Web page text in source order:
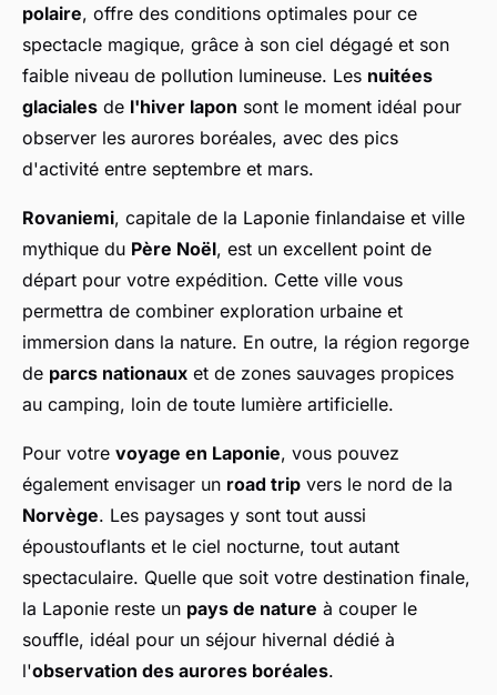
polaire, offre des conditions optimales pour ce
spectacle magique, grâce à son ciel dégagé et son
faible niveau de pollution lumineuse. Les nuitées
glaciales de l'hiver lapon sont le moment idéal pour
observer les aurores boréales, avec des pics
d'activité entre septembre et mars.
Rovaniemi, capitale de la Laponie finlandaise et ville
mythique du Père Noël, est un excellent point de
départ pour votre expédition. Cette ville vous
permettra de combiner exploration urbaine et
immersion dans la nature. En outre, la région regorge
de parcs nationaux et de zones sauvages propices
au camping, loin de toute lumière artificielle.
Pour votre voyage en Laponie, vous pouvez
également envisager un road trip vers le nord de la
Norvège. Les paysages y sont tout aussi
époustouflants et le ciel nocturne, tout autant
spectaculaire. Quelle que soit votre destination finale,
la Laponie reste un pays de nature à couper le
souffle, idéal pour un séjour hivernal dédié à
l'observation des aurores boréales.